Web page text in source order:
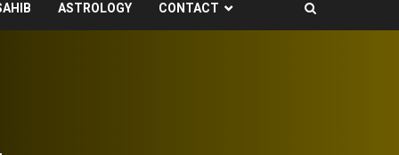
ASTROLOGY CONTACT